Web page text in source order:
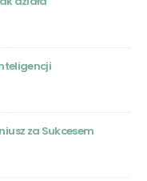
za Sukcesem